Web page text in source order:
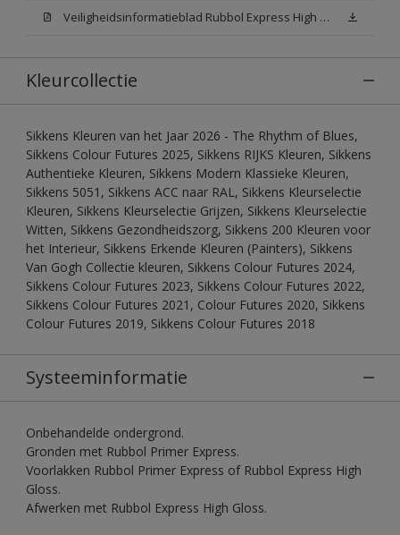
Veiligheidsinformatieblad Rubbol Express High Gloss N00 (MSDS)
Kleurcollectie
Sikkens Kleuren van het Jaar 2026 - The Rhythm of Blues,
Sikkens Colour Futures 2025, Sikkens RIJKS Kleuren, Sikkens
Authentieke Kleuren, Sikkens Modern Klassieke Kleuren,
Sikkens 5051, Sikkens ACC naar RAL, Sikkens Kleurselectie
Kleuren, Sikkens Kleurselectie Grijzen, Sikkens Kleurselectie
Witten, Sikkens Gezondheidszorg, Sikkens 200 Kleuren voor
het Interieur, Sikkens Erkende Kleuren (Painters), Sikkens
Van Gogh Collectie kleuren, Sikkens Colour Futures 2024,
Sikkens Colour Futures 2023, Sikkens Colour Futures 2022,
Sikkens Colour Futures 2021, Colour Futures 2020, Sikkens
Colour Futures 2019, Sikkens Colour Futures 2018
Systeeminformatie
Onbehandelde ondergrond.
Gronden met Rubbol Primer Express.
Voorlakken Rubbol Primer Express of Rubbol Express High
Gloss.
Afwerken met Rubbol Express High Gloss.